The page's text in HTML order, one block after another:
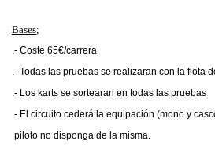
Bases;
.- Coste 65€/carrera
.- Todas las pruebas se realizaran con la flota
.- Los karts se sortearan en todas las pruebas
.- El circuito cederá la equipación (mono y
piloto no disponga de la misma.